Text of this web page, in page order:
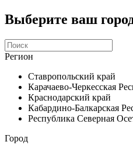
Выберите ваш
Регион
Ставропольский край
Карачаево-Черкесская
Краснодарский край
Кабардино-Балкарская
Республика Северная
Город